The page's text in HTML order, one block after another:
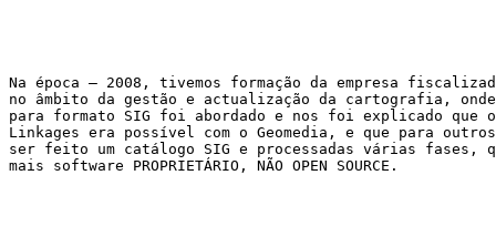
Na época – 2008, tivemos formação da empresa
no âmbito da gestão e actualização da cartografia, onde
para formato SIG foi abordado e nos foi explicado que
Linkages era possível com o Geomedia, e que para
ser feito um catálogo SIG e processadas várias fases,
mais software PROPRIETÁRIO, NÃO OPEN SOURCE.